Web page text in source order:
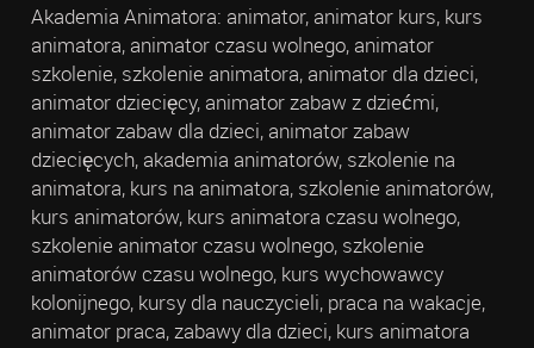
Akademia Animatora: animator, animator kurs, kurs
animatora, animator czasu wolnego, animator
szkolenie, szkolenie animatora, animator dla dzieci,
animator dziecięcy, animator zabaw z dziećmi,
animator zabaw dla dzieci, animator zabaw
dziecięcych, akademia animatorów, szkolenie na
animatora, kurs na animatora, szkolenie animatorów,
kurs animatorów, kurs animatora czasu wolnego,
szkolenie animator czasu wolnego, szkolenie
animatorów czasu wolnego, kurs wychowawcy
kolonijnego, kursy dla nauczycieli, praca na wakacje,
animator praca, zabawy dla dzieci, kurs animatora